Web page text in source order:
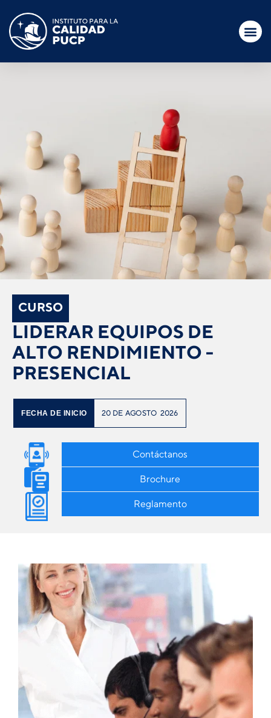
CURSO
LIDERAR EQUIPOS DE
ALTO RENDIMIENTO -
PRESENCIAL
FECHA DE INICIO 20 DE AGOSTO 2026
Contáctanos
Brochure
Reglamento